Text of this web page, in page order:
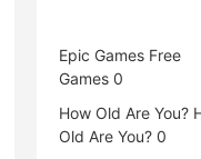
Epic Games Free
Games 0
How Old Are You?
Old Are You? 0